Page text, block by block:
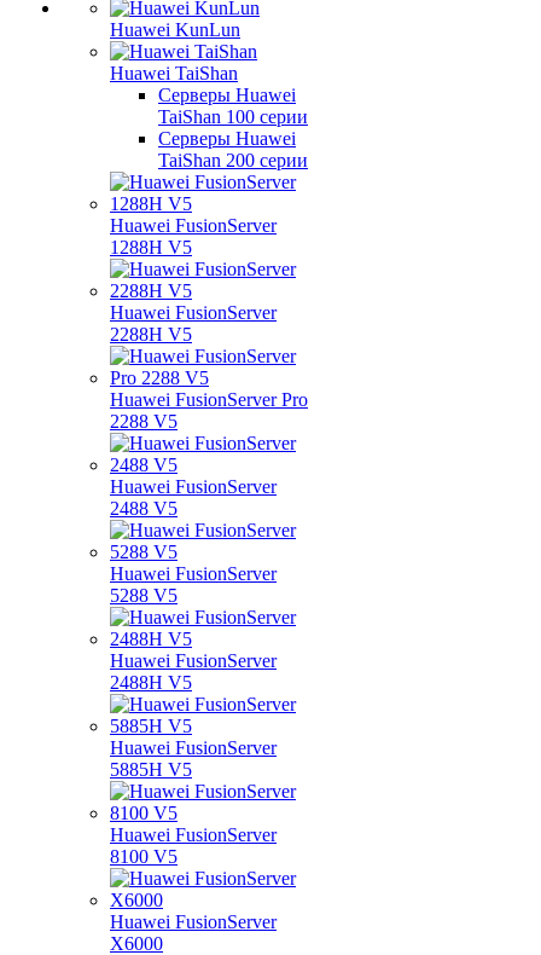
Huawei KunLun
Huawei TaiShan
Серверы Huawei
TaiShan 100 серии
Серверы Huawei
TaiShan 200 серии
Huawei FusionServer
1288H V5
Huawei FusionServer
2288H V5
Huawei FusionServer Pro
2288 V5
Huawei FusionServer
2488 V5
Huawei FusionServer
5288 V5
Huawei FusionServer
2488H V5
Huawei FusionServer
5885H V5
Huawei FusionServer
8100 V5
Huawei FusionServer
X6000